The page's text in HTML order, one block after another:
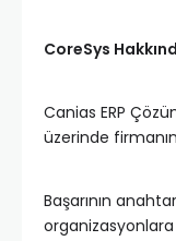
CoreSys
Canias ERP
üzerinde
Başarının